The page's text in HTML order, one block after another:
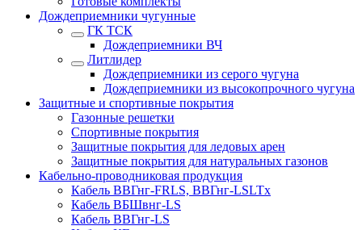
Дождеприемники чугунные
ГК ТСК
Дождеприемники ВЧ
Литлидер
Дождеприемники из серого чугуна
Дождеприемники из высокопрочного чугуна
Защитные и спортивные покрытия
Газонные решетки
Спортивные покрытия
Защитные покрытия для ледовых арен
Защитные покрытия для натуральных газонов
Кабельно-проводниковая продукция
Кабель ВВГнг-FRLS, ВВГнг-LSLTx
Кабель ВБШвнг-LS
Кабель ВВГнг-LS